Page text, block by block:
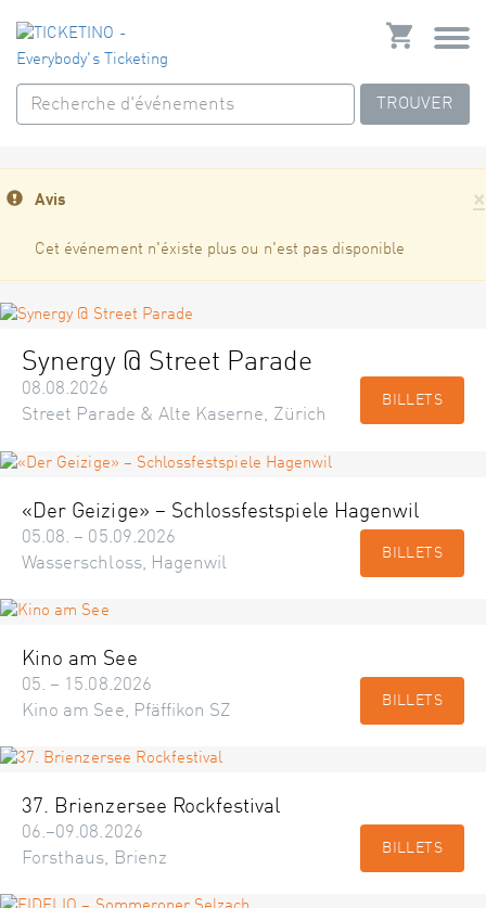
TROUVER
×
Avis
Cet événement n'éxiste plus ou n'est pas disponible
Synergy @ Street Parade
08.08.2026
Street Parade & Alte Kaserne, Zürich
BILLETS
«Der Geizige» – Schlossfestspiele Hagenwil
05.08. – 05.09.2026
Wasserschloss, Hagenwil
BILLETS
Kino am See
05. – 15.08.2026
Kino am See, Pfäffikon SZ
BILLETS
37. Brienzersee Rockfestival
06.–09.08.2026
Forsthaus, Brienz
BILLETS